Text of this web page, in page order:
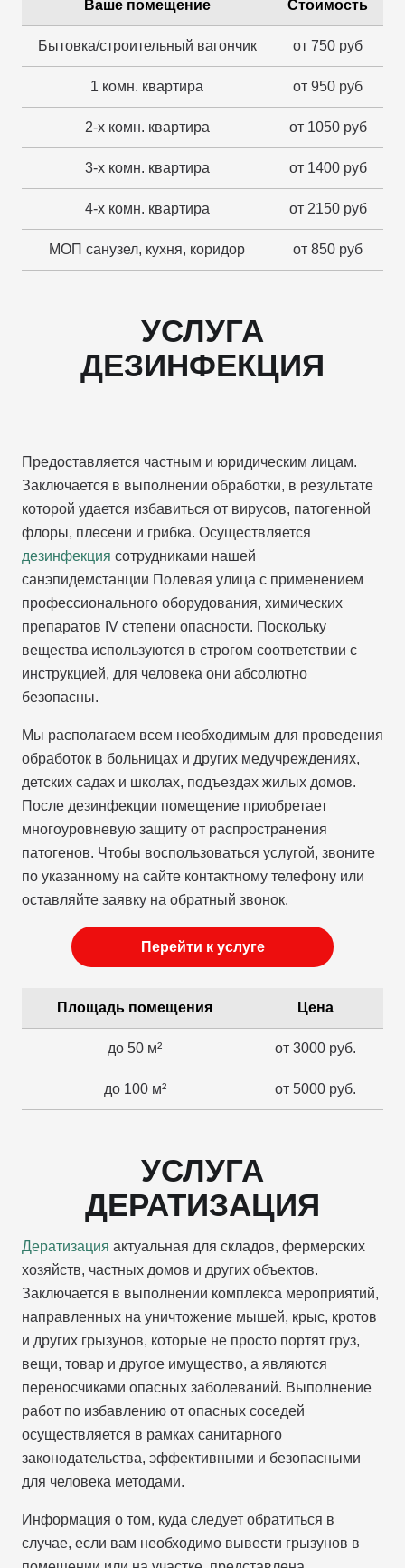
Ваше помещение Стоимость
Бытовка/строительный вагончик от 750 руб
1 комн. квартира от 950 руб
2-х комн. квартира от 1050 руб
3-х комн. квартира от 1400 руб
4-х комн. квартира от 2150 руб
МОП санузел, кухня, коридор от 850 руб
УСЛУГА
ДЕЗИНФЕКЦИЯ
Предоставляется частным и юридическим лицам.
Заключается в выполнении обработки, в результате
которой удается избавиться от вирусов, патогенной
флоры, плесени и грибка. Осуществляется
дезинфекция сотрудниками нашей
санэпидемстанции Полевая улица с применением
профессионального оборудования, химических
препаратов IV степени опасности. Поскольку
вещества используются в строгом соответствии с
инструкцией, для человека они абсолютно
безопасны.
Мы располагаем всем необходимым для проведения
обработок в больницах и других медучреждениях,
детских садах и школах, подъездах жилых домов.
После дезинфекции помещение приобретает
многоуровневую защиту от распространения
патогенов. Чтобы воспользоваться услугой, звоните
по указанному на сайте контактному телефону или
оставляйте заявку на обратный звонок.
Перейти к услуге
Площадь помещения Цена
до 50 м² от 3000 руб.
до 100 м² от 5000 руб.
УСЛУГА
ДЕРАТИЗАЦИЯ
Дератизация актуальная для складов, фермерских
хозяйств, частных домов и других объектов.
Заключается в выполнении комплекса мероприятий,
направленных на уничтожение мышей, крыс, кротов
и других грызунов, которые не просто портят груз,
вещи, товар и другое имущество, а являются
переносчиками опасных заболеваний. Выполнение
работ по избавлению от опасных соседей
осуществляется в рамках санитарного
законодательства, эффективными и безопасными
для человека методами.
Информация о том, куда следует обратиться в
случае, если вам необходимо вывести грызунов в